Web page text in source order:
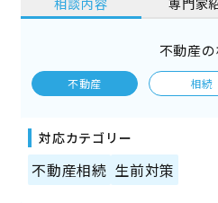
不動産
不動産 相続
対応カテゴリー
不動産相続 生前対策